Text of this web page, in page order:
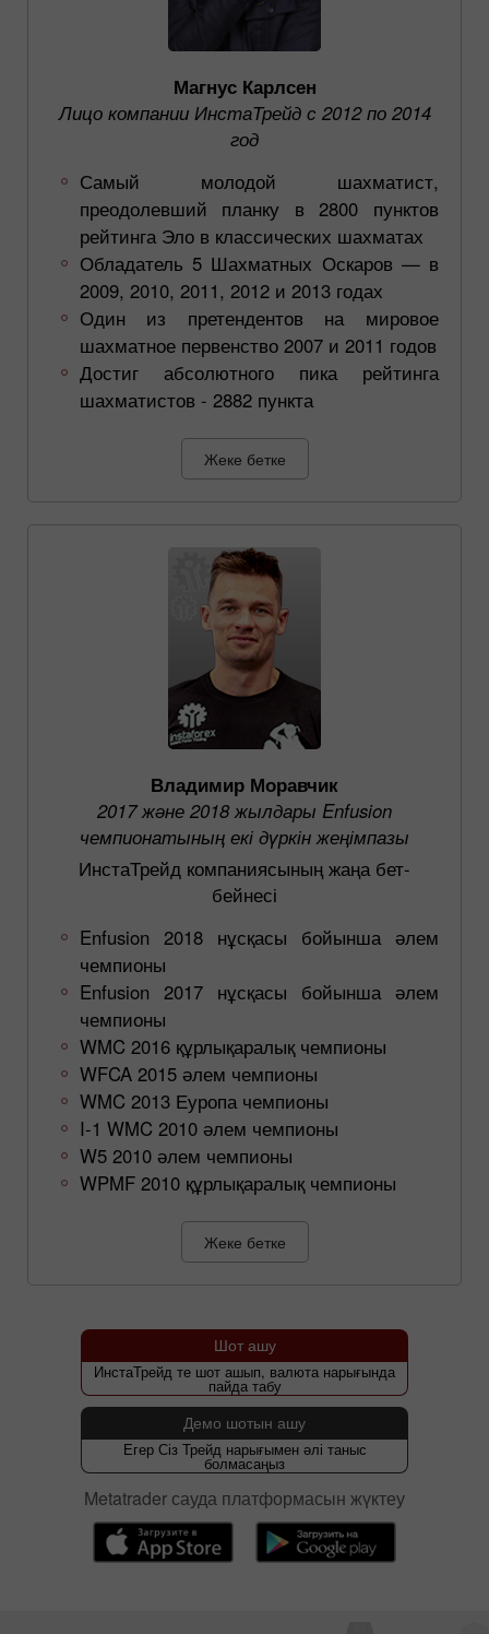
Магнус Карлсен
Лицо компании ИнстаТрейд с 2012 по 2014
год
Самый молодой шахматист,
преодолевший планку в 2800 пунктов
рейтинга Эло в классических шахматах
Обладатель 5 Шахматных Оскаров — в
2009, 2010, 2011, 2012 и 2013 годах
Один из претендентов на мировое
шахматное первенство 2007 и 2011 годов
Достиг абсолютного пика рейтинга
шахматистов - 2882 пункта
Жеке бетке
Владимир Моравчик
2017 және 2018 жылдары Enfusion
чемпионатының екі дүркін жеңімпазы
ИнстаТрейд компаниясының жаңа бет-
бейнесі
Enfusion 2018 нұсқасы бойынша әлем
чемпионы
Enfusion 2017 нұсқасы бойынша әлем
чемпионы
WMC 2016 құрлықаралық чемпионы
WFCA 2015 әлем чемпионы
WMC 2013 Еуропа чемпионы
I-1 WMC 2010 әлем чемпионы
W5 2010 әлем чемпионы
WPMF 2010 құрлықаралық чемпионы
Жеке бетке
Шот ашу
ИнстаТрейд те шот ашып, валюта нарығында
пайда табу
Демо шотын ашу
Егер Сіз Трейд нарығымен әлі таныс
болмасаңыз
Metatrader сауда платформасын жүктеу